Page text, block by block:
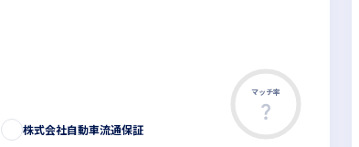
マッチ率
株式会社自動車流通保証